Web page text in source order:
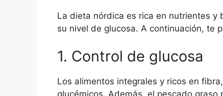
La dieta nórdica es rica en nutrientes y
su nivel de glucosa. A continuación, te
1. Control de glucosa
Los alimentos integrales y ricos en